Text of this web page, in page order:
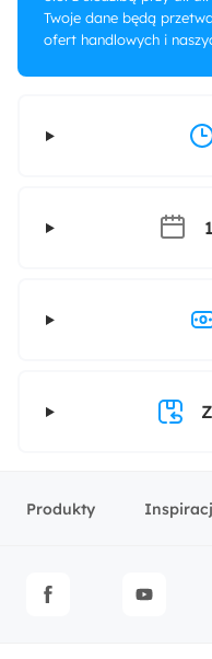
Twoje dane będą
ofert handlowych i
Produkty